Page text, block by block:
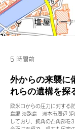
外からの来襲に
れらの遺構を
欧米ロからの圧力に対す
島編 淡路島 洲本市周辺 矩
しており、鈍角の凸角部を
5 時間前